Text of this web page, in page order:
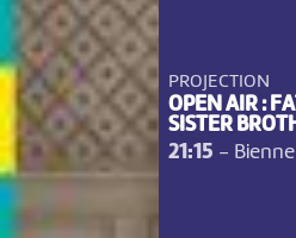
PROJECTION
OPEN AIR :
SISTER
21:15 - Bienne